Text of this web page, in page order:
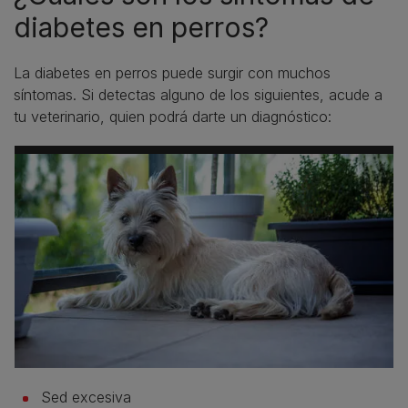
diabetes en perros?
La diabetes en perros puede surgir con muchos
síntomas. Si detectas alguno de los siguientes, acude a
tu veterinario, quien podrá darte un diagnóstico:
Sed excesiva